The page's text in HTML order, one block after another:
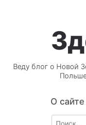
Веду блог о Новой
О сайте
Search